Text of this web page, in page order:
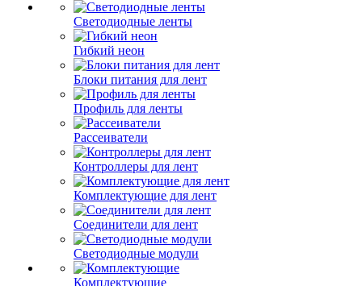
Светодиодные ленты
Гибкий неон
Блоки питания для лент
Профиль для ленты
Рассеиватели
Контроллеры для лент
Комплектующие для лент
Соединители для лент
Светодиодные модули
Комплектующие